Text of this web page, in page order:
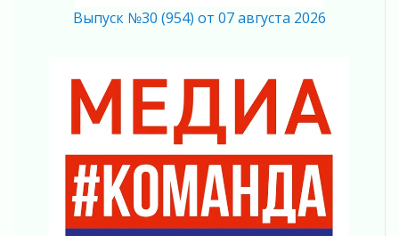
центр
05 августа 2026
Выбрать удобный способ голосования
помогут Госуслуги
Планируйте свой маршрут заранее
05 августа 2026
Мода вне возраста и границ
05 августа 2026
Выпуск №30 (954) от 07 августа 2026